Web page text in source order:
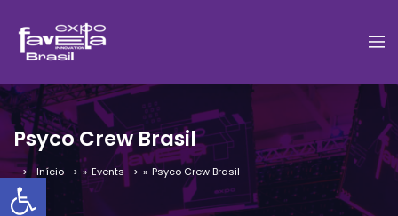
Barra de Ferramentas
Psyco Crew Brasil
Início » Events » Psyco Crew Brasil